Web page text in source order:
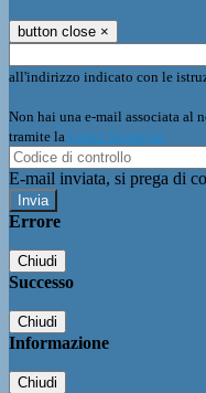
button close ×
all'indirizzo indicato con le
Non hai una e-mail associata al
tramite la Login Spaggiari
E-mail inviata, si prega di
Errore
Chiudi
Successo
Chiudi
Informazione
Chiudi